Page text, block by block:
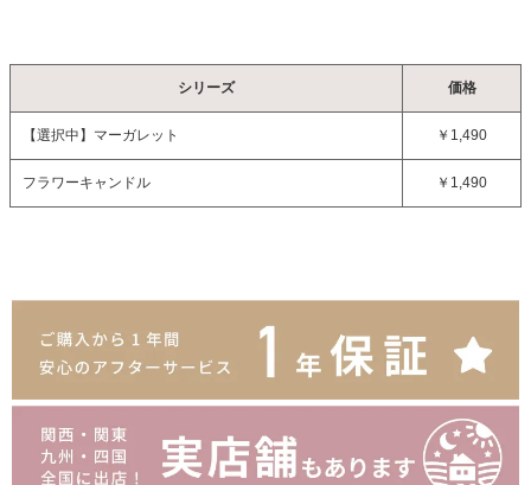
シリーズ 価格
【選択中】 マーガレット ￥1,490
フラワーキャンドル ￥1,490